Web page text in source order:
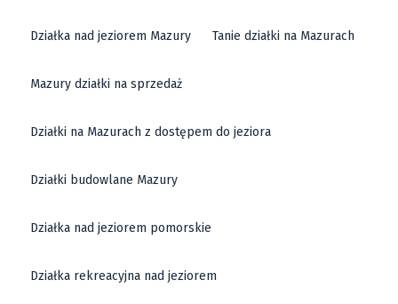
Działka nad jeziorem Mazury Tanie działki na Mazurach
Mazury działki na sprzedaż
Działki na Mazurach z dostępem do jeziora
Działki budowlane Mazury
Działka nad jeziorem pomorskie
Działka rekreacyjna nad jeziorem